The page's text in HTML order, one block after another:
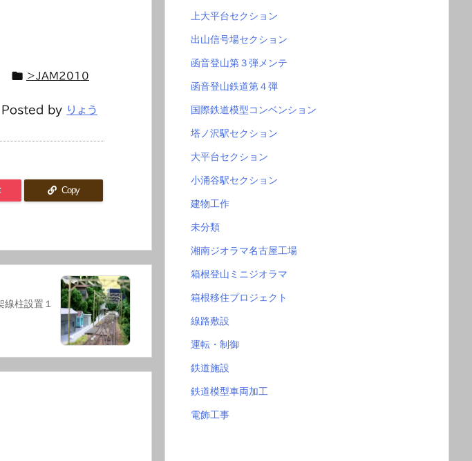
 ＞JAM2010
Posted by りょう
Copy
柱設置１
上大平台セクション
出山信号場セクション
函音登山第３弾メンテ
函音登山鉄道第４弾
国際鉄道模型コンベンション
塔ノ沢駅セクション
大平台セクション
小涌谷駅セクション
建物工作
未分類
湘南ジオラマ名古屋工場
箱根登山ミニジオラマ
箱根移住プロジェクト
線路敷設
運転・制御
鉄道施設
鉄道模型車両加工
電飾工事